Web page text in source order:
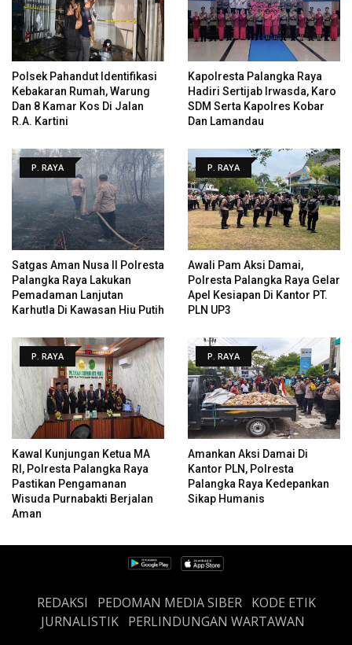
Polsek Pahandut Identifikasi
Kebakaran Rumah, Warung
Dan 8 Kamar Kos Di Jalan
R.A. Kartini
Kapolresta Palangka Raya
Hadiri Sertijab Irwasda, Karo
SDM Serta Kapolres Kobar
Dan Lamandau
P. RAYA
Satgas Aman Nusa II Polresta
Palangka Raya Lakukan
Pemadaman Lanjutan
Karhutla Di Kawasan Hiu Putih
P. RAYA
Awali Pam Aksi Damai,
Polresta Palangka Raya Gelar
Apel Kesiapan Di Kantor PT.
PLN UP3
P. RAYA
Kawal Kunjungan Ketua MA
RI, Polresta Palangka Raya
Pastikan Pengamanan
Wisuda Purnabakti Berjalan
Aman
P. RAYA
Amankan Aksi Damai Di
Kantor PLN, Polresta
Palangka Raya Kedepankan
Sikap Humanis
REDAKSI PEDOMAN MEDIA SIBER
KODE ETIK
JURNALISTIK PERLINDUNGAN WARTAWAN